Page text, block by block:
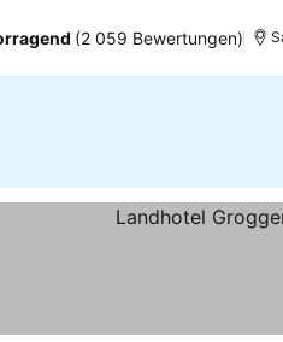
(2 059 Bewertungen)